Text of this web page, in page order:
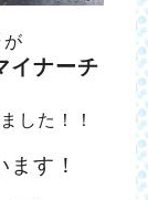
が
イナーチ
した！！
す！